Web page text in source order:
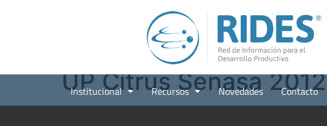
Institucional Recursos Novedades Contacto
UP Citrus Senasa 2012